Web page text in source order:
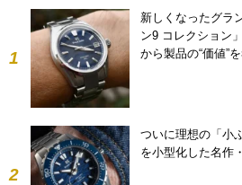
1
新しくなったグラ
ン9 コレクション
から製品の“価値”
2
ついに理想の「小
を小型化した名作